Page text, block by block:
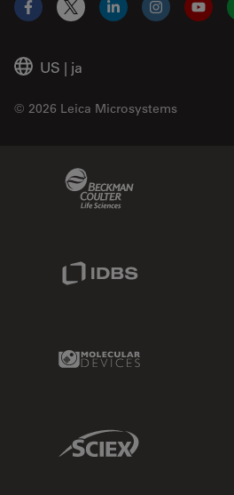
US | ja
© 2026 Leica Microsystems
Facebook
X LinkedInInstagram
Molecular Devices
Sciex Link